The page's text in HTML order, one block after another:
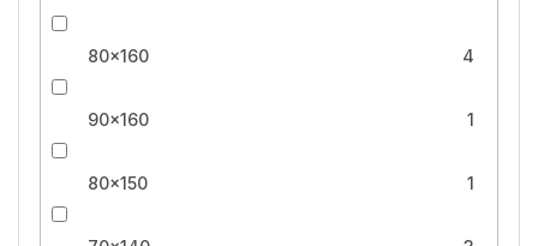
80x160 4
90x160 1
80x150 1